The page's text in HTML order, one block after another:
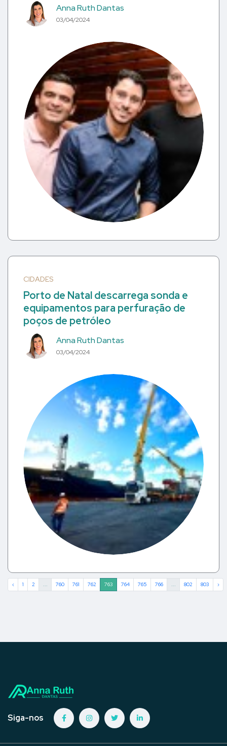
Anna Ruth Dantas
03/04/2024
CIDADES
Porto de Natal descarrega sonda e
equipamentos para perfuração de
poços de petróleo
Anna Ruth Dantas
03/04/2024
‹ 1 2 ... 760 761 762 763 764 765 766 ... 802 803 ›
Siga-nos